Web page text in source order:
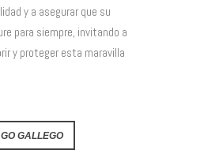
y a asegurar que su
para siempre, invitando a
y proteger esta maravilla
GALLEGO